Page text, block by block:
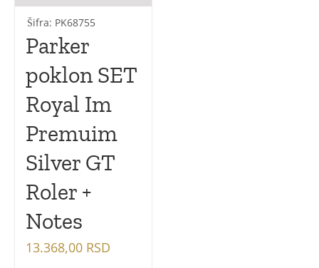
Šifra: PK68755
Parker
poklon SET
Royal Im
Premuim
Silver GT
Roler +
Notes
13.368,00 RSD